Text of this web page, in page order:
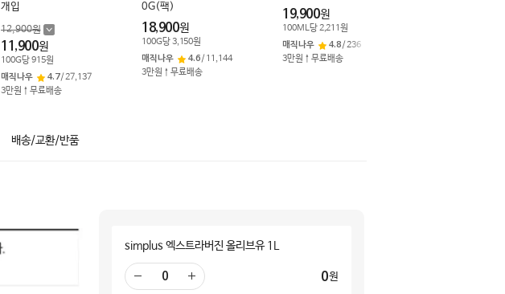
개입
12,900원
11,900원
100G당915원
매직나우
4.7/27,137
3만원↑무료배송
0G(팩)
18,900원
100G당3,150원
매직나우
4.6/ 11,144
3만원↑무료배송
19,900원
100ML당2,211원
매직나우
4.8/236
3만원↑무료배송
배송/교환/반품
simplus 엑스트라버진 올리브유 1L
더
0원